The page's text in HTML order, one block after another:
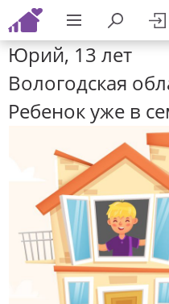
Юрий, 13 лет
Вологодская
Ребенок уже в